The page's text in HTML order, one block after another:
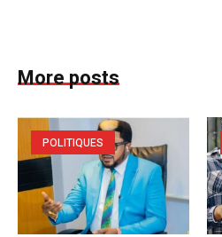
More posts
POLITIQUES